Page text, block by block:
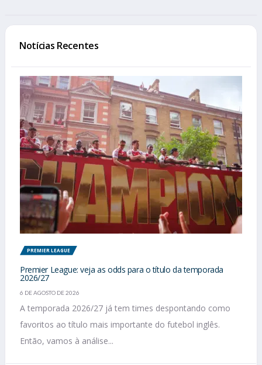
Notícias Recentes
PREMIER LEAGUE
Premier League: veja as odds para o título da temporada
2026/27
6 DE AGOSTO DE 2026
A temporada 2026/27 já tem times despontando como
favoritos ao título mais importante do futebol inglês.
Então, vamos à análise...